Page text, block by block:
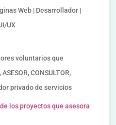
Web | Desarrollador |
UX
voluntarios que
CONSULTOR,
privado de servicios
los proyectos que asesora